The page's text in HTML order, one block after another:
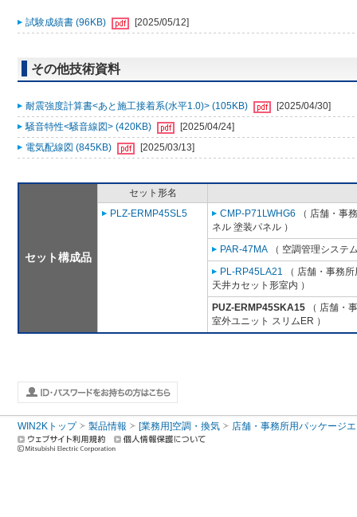
試験成績書 (96KB) [2025/05/12]
その他技術資料
耐震強度計算書<あと施工接着系(水平1.0)> (105KB)
[2025/04/30]
騒音特性<騒音線図> (420KB)
[2025/04/24]
電気配線図 (845KB)
[2025/03/13]
セット構成品
セット形名
PLZ-ERMP45SL5
CMP-P71LWHG6 （ 店舗・事
ネル 塗装パネル ）
PAR-47MA （ 空調管理システ
PL-RP45LA21 （ 店舗・事務
天井カセット形室内 ）
PUZ-ERMP45SKA15 （ 店舗・
室外ユニット スリムER ）
WIN2Kトップ 製品情報 [業務用]空調・換気 店舗・事務所用パッケージ